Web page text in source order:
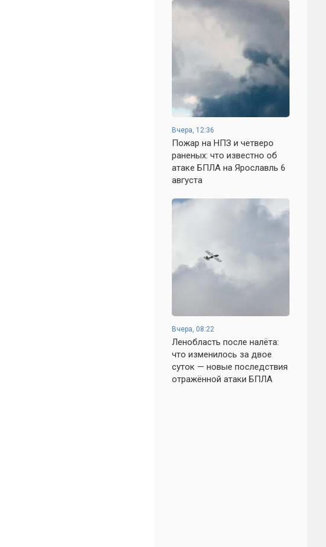
Вчера, 12:36
Пожар на НПЗ и четверо
раненых: что известно об
атаке БПЛА на Ярославль 6
августа
Вчера, 08:22
Ленобласть после налёта:
что изменилось за двое
суток — новые последствия
отражённой атаки БПЛА